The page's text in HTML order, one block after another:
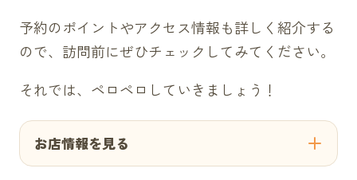
予約のポイントやアクセス情報も詳しく紹介する
ので、訪問前にぜひチェックしてみてください。
それでは、ペロペロしていきましょう！
お店情報を見る